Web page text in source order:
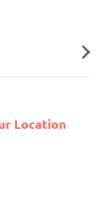
Location